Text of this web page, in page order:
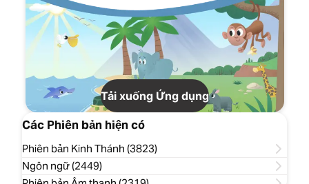
Tải xuống Ứng dụng
Các Phiên bản hiện có
Phiên bản Kinh Thánh (3823)
Ngôn ngữ (2449)